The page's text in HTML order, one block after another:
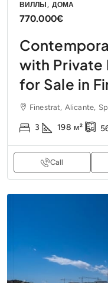
ВИЛЛЫ, ДОМА
770.000€
with Private
for Sale in
Finestrat, Alicante,
3 198 м²
Call